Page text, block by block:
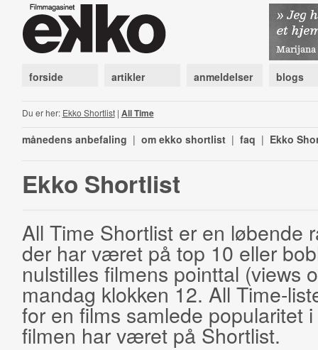
forside artikler anmeldelser blogs
Du er her: Ekko Shortlist| All Time
månedens anbefaling | om ekko shortlist | faq | Ekko
Ekko Shortlist
All Time Shortlist er en løbende
der har været på top 10 eller
nulstilles filmens pointtal (views
mandag klokken 12. All Time-
for en films samlede popularitet
filmen har været på Shortlist.